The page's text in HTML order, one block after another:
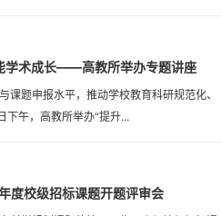
学术成长——高教所举办专题讲座
课题申报水平，推动学校教育科研规范化、
下午，高教所举办“提升...
度校级招标课题开题评审会